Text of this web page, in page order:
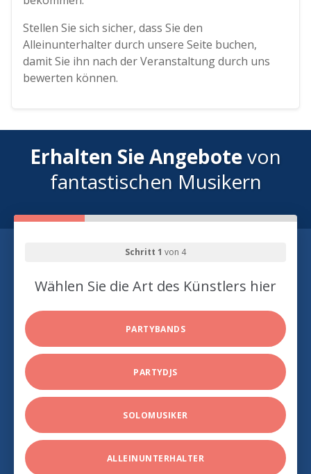
Stellen Sie sich sicher, dass Sie den
Alleinunterhalter durch unsere Seite buchen,
damit Sie ihn nach der Veranstaltung durch uns
bewerten können.
Erhalten Sie Angebotevon
fantastischen Musikern
Schritt 1 von 4
Wählen Sie die Art des Künstlers hier
PARTYBANDS
PARTYDJS
SOLOMUSIKER
ALLEINUNTERHALTER